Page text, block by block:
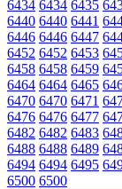
6434 6434 6435
6440 6440 6441
6446 6446 6447
6452 6452 6453
6458 6458 6459
6464 6464 6465
6470 6470 6471
6476 6476 6477
6482 6482 6483
6488 6488 6489
6494 6494 6495
6500 6500